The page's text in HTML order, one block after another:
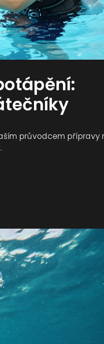
průvodcem přípravy